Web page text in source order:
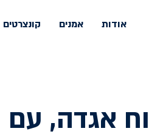
אודות אמנים קונצרטים
אגדה,